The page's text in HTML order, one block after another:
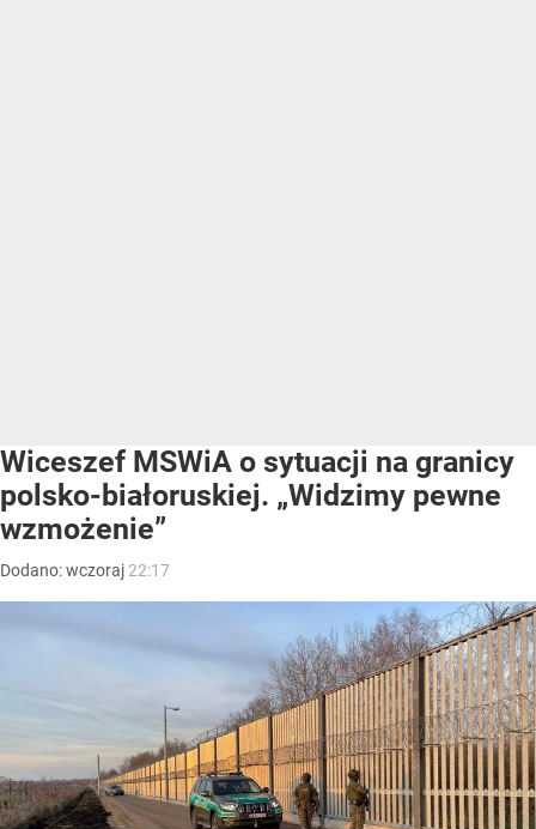
Wiceszef MSWiA o sytuacji na granicy
polsko-białoruskiej. „Widzimy pewne
wzmożenie”
Dodano:wczoraj 22:17